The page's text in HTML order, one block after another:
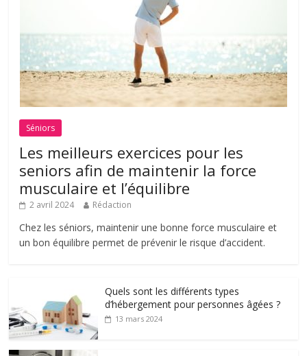
Séniors
Les meilleurs exercices pour les
seniors afin de maintenir la force
musculaire et l’équilibre
2 avril 2024 Rédaction
Chez les séniors, maintenir une bonne force musculaire et
un bon équilibre permet de prévenir le risque d’accident.
Quels sont les différents types
d’hébergement pour personnes âgées ?
13 mars 2024